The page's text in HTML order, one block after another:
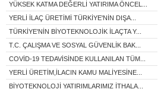
YÜKSEK KATMA DEĞERLİ YATIRIMA ÖNCEL...
YERLİ İLAÇ ÜRETİMİ TÜRKİYE'NİN DIŞA...
TÜRKİYE'NİN BİYOTEKNOLOJİK İLAÇTA Y...
T.C. ÇALIŞMA VE SOSYAL GÜVENLİK BAK...
COVİD-19 TEDAVİSİNDE KULLANILAN TÜM...
YERLİ ÜRETİM,İLACIN KAMU MALİYESİNE...
BİYOTEKNOLOJİ YATIRIMLARIMIZ İTHALA...